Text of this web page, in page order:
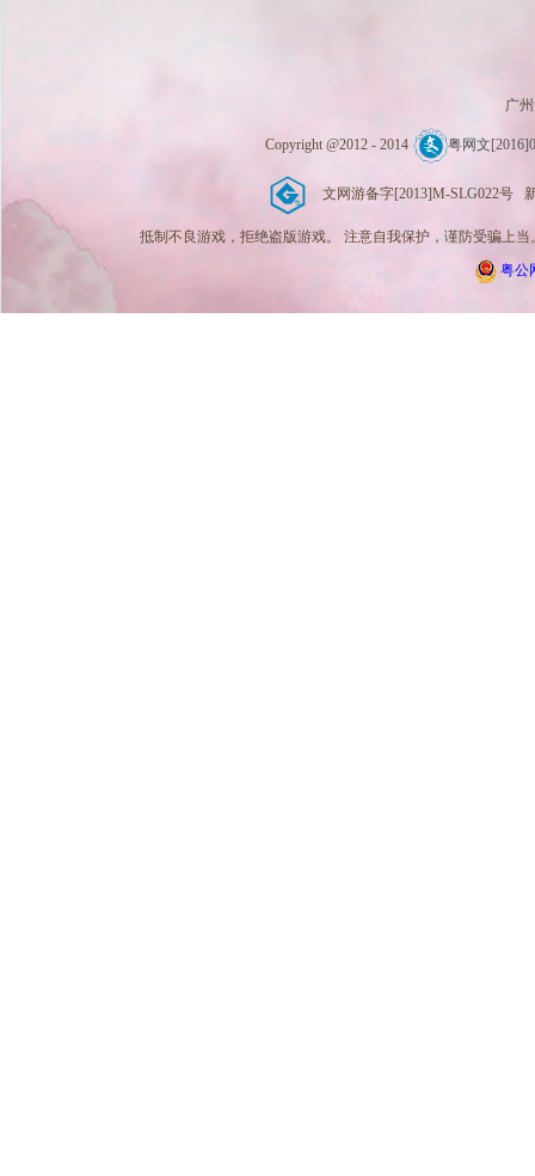
广
Copyright @2012 - 2014 粤网文
文网游备字[2013]M-SLG022号
抵制不良游戏，拒绝盗版游戏。 注意自我保护，谨防受骗上
粤公